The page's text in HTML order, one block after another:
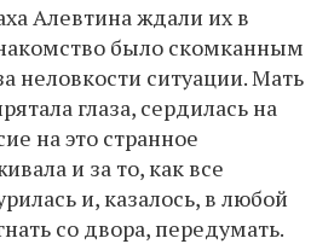
Алевтина ждали их в
было скомканным
неловкости ситуации. Мать
глаза, сердилась на
на это странное
и за то, как все
и, казалось, в любой
со двора, передумать.